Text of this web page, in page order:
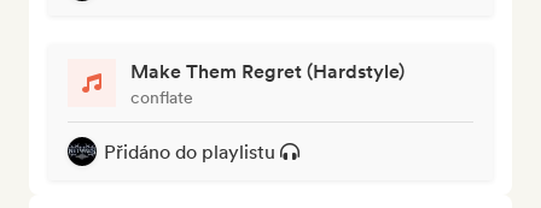
Make Them Regret (Hardstyle)
conflate
Přidáno do playlistu